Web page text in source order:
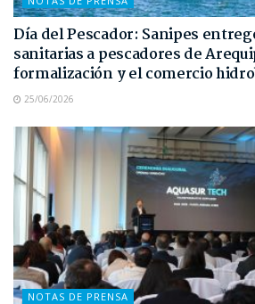
Día del Pescador: Sanipes
sanitarias a pescadores de
formalización y el comercio
25/06/2026
NOTAS DE PRENSA